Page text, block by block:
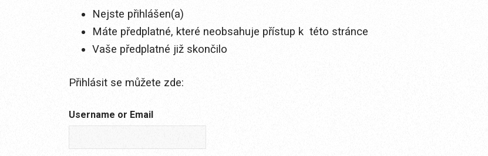
Nejste přihlášen(a)
Máte předplatné, které neobsahuje přístup k této stránce
Vaše předplatné již skončilo
Přihlásit se můžete zde:
Username or Email